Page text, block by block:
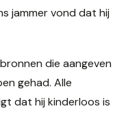
jammer vond dat hij
die aangeven
gehad. Alle
dat hij kinderloos is